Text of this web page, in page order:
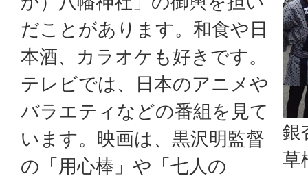
銀
草
だことがあります。和食や日
本酒、カラオケも好きです。
テレビでは、日本のアニメや
バラエティなどの番組を見て
います。映画は、黒沢明監督
の「用心棒」や「七人の